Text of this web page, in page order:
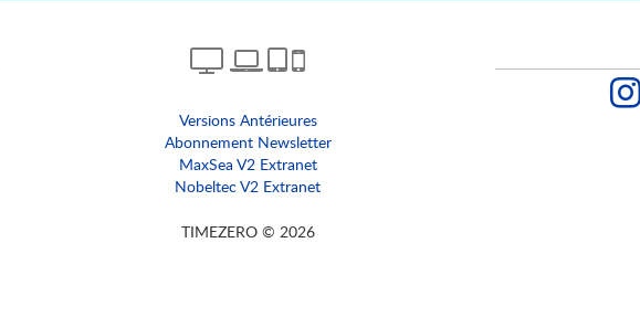
Versions Antérieures
Abonnement Newsletter
MaxSea V2 Extranet
Nobeltec V2 Extranet
TIMEZERO © 2026